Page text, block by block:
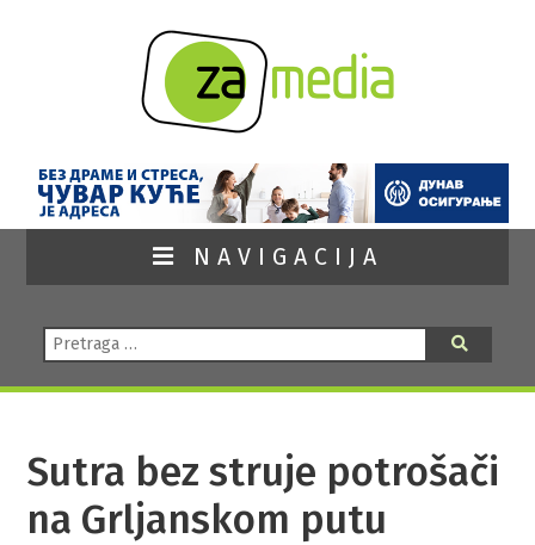
NAVIGACIJA
Pretraga:
Sutra bez struje potrošači
na Grljanskom putu